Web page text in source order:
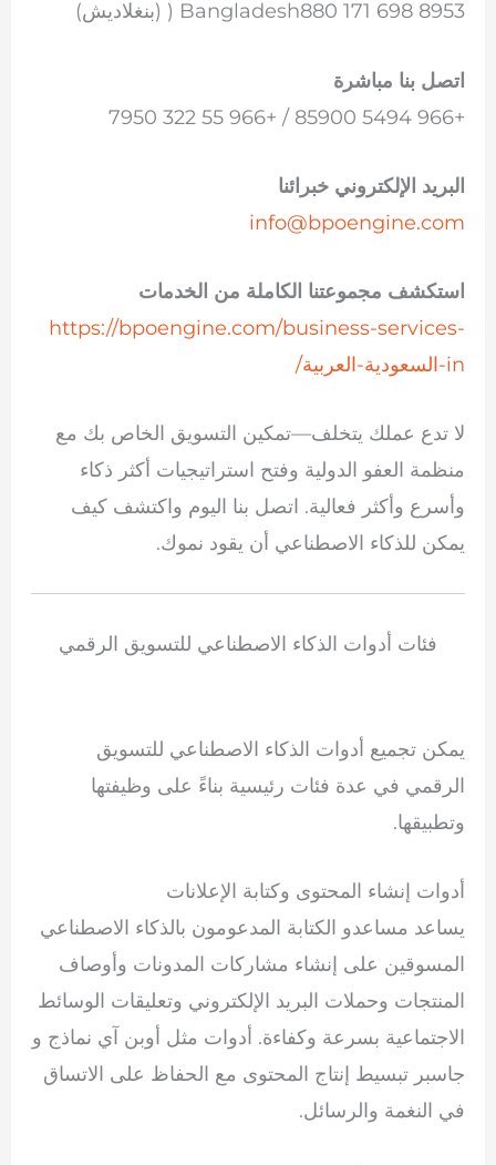
Bangladesh880 171 698 8953 ( (بنغلاديش)
اتصل بنا مباشرة
+966 5494 85900 / +966 55 322 7950
البريد الإلكتروني خبرائنا
info@bpoengine.com
استكشف مجموعتنا الكاملة من الخدمات
https://bpoengine.com/business-services-
in-السعودية-العربية/
لا تدع عملك يتخلف—تمكين التسويق الخاص بك مع
منظمة العفو الدولية وفتح استراتيجيات أكثر ذكاء
وأسرع وأكثر فعالية. اتصل بنا اليوم واكتشف كيف
يمكن للذكاء الاصطناعي أن يقود نموك.
فئات أدوات الذكاء الاصطناعي للتسويق الرقمي
يمكن تجميع أدوات الذكاء الاصطناعي للتسويق
الرقمي في عدة فئات رئيسية بناءً على وظيفتها
وتطبيقها.
أدوات إنشاء المحتوى وكتابة الإعلانات
يساعد مساعدو الكتابة المدعومون بالذكاء الاصطناعي
المسوقين على إنشاء مشاركات المدونات وأوصاف
المنتجات وحملات البريد الإلكتروني وتعليقات الوسائط
الاجتماعية بسرعة وكفاءة. أدوات مثل أوبن آي نماذج و
جاسبر تبسيط إنتاج المحتوى مع الحفاظ على الاتساق
في النغمة والرسائل.